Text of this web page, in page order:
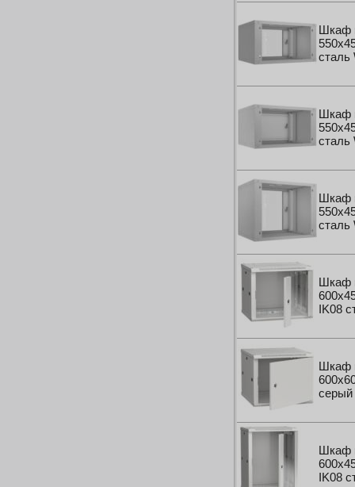
Шкаф
сталь
Шкаф
сталь
Шкаф
сталь
Шкаф
IK08
Шкаф
серый
Шкаф
IK08